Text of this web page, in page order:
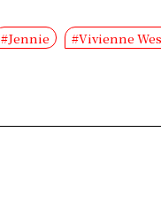
#Jennie #Vivienne